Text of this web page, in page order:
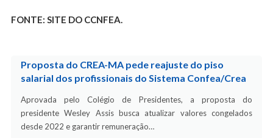
FONTE: SITE DO CCNFEA.
Proposta do CREA-MA pede reajuste do piso
salarial dos profissionais do Sistema Confea/Crea
Aprovada pelo Colégio de Presidentes, a proposta do
presidente Wesley Assis busca atualizar valores congelados
desde 2022 e garantir remuneração…